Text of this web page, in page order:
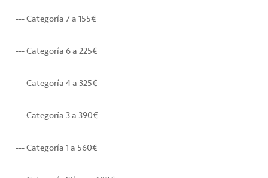
--- Categoría 7 a 155€
--- Categoría 6 a 225€
--- Categoría 4 a 325€
--- Categoría 3 a 390€
--- Categoría 1 a 560€